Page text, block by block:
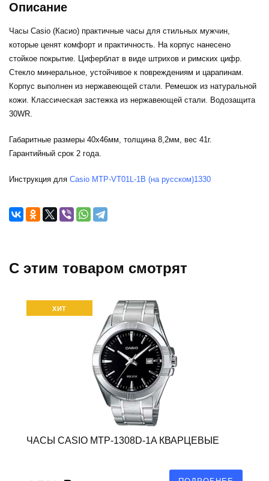
Описание
Часы Casio (Касио) практичные часы для стильных мужчин,
которые ценят комфорт и практичность. На корпус нанесено
стойкое покрытие. Циферблат в виде штрихов и римских цифр.
Стекло минеральное, устойчивое к повреждениям и царапинам.
Корпус выполнен из нержавеющей стали. Ремешок из натуральной
кожи. Классическая застежка из нержавеющей стали. Водозащита
30WR.
Габаритные размеры 40x46мм, толщина 8,2мм, вес 41г.
Гарантийный срок 2 года.
Инструкция для Casio MTP-VT01L-1B (на русском)1330
C этим товаром смотрят
ХИТ
ЧАСЫ CASIO MTP-1308D-1A КВАРЦЕВЫЕ